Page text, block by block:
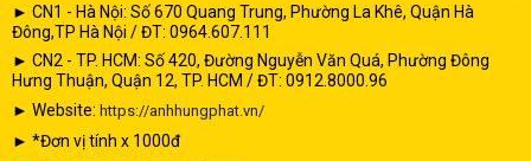
► CN1 - Hà Nội: Số 670 Quang Trung, Phường La Khê, Quận Hà
Đông,TP Hà Nội / ĐT: 0964.607.111
► CN2 - TP. HCM: Số 420, Đường Nguyễn Văn Quá, Phường Đông
Hưng Thuận, Quận 12, TP. HCM / ĐT: 0912.8000.96
► Website: https://anhhungphat.vn/
► *Đơn vị tính x 1000đ